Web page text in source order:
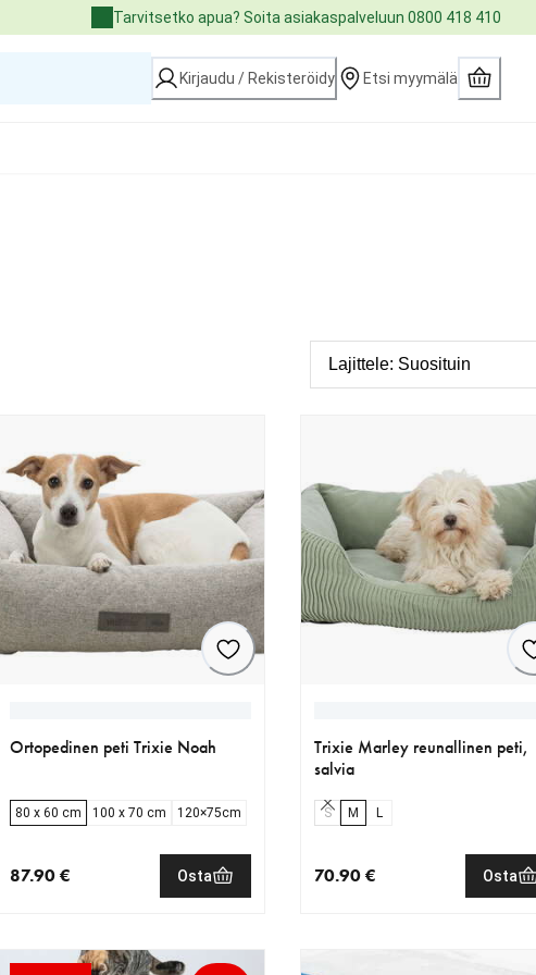
Tarvitsetko apua? Soita asiakaspalveluun 0800 418 410
Kirjaudu / Rekisteröidy Etsi myymälä
Ortopedinen peti Trixie Noah
80 x 60 cm 100 x 70 cm 120×75cm
87.90 € Osta
Trixie Marley reunallinen peti,
salvia
S M L
70.90 € Osta